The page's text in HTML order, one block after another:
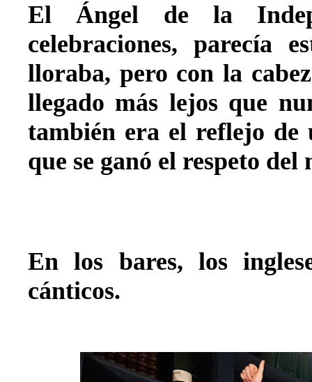
El Ángel de la
celebraciones, parecía
lloraba, pero con la
llegado más lejos que
también era el reflejo de
que se ganó el respeto del
En los bares, los
cánticos.